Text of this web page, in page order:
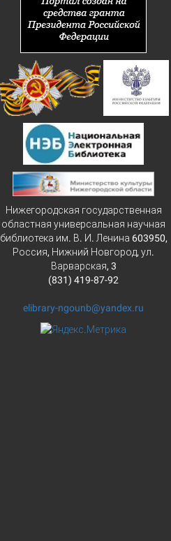
Нижегородская государственная
областная универсальная научная
библиотека им. В. И. Ленина 603950,
Россия, Нижний Новгород, ул.
Варварская, 3
(831) 419-87-92
elibrary-ngounb@yandex.ru